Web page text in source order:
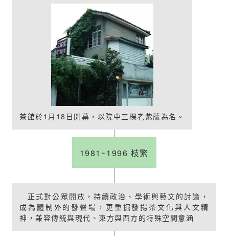
茶館於1月18日開幕，以院中三棵老紫藤為名。
1981~1996 枝繁
正式對公眾開放，持續政治、學術與藝文的討論，
成為體制外的發聲場，更重掘發揚茶文化與人文精
神，兼容傳統與現代、東方與西方的特殊空間意涵